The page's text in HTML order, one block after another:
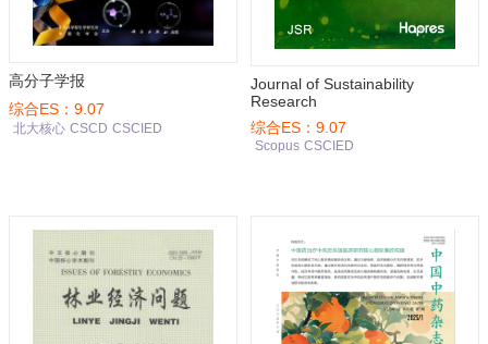
高分子学报
综合ES：9.07
北大核心 CSCD CSCIED
Journal of Sustainability
Research
综合ES：9.07
Scopus CSCIED